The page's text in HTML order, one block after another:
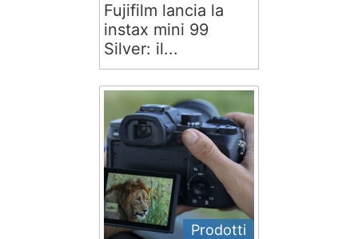
Fujifilm lancia la
instax mini 99
Silver: il...
Prodotti